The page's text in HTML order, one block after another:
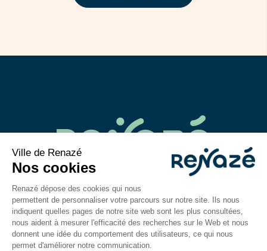
02 43 06 40 14
contact@mairie-renaze.fr
Place de l'Europe BP 01
53 800 Renazé
Du lundi au mercredi : 9h-12h30 / 14h–18h